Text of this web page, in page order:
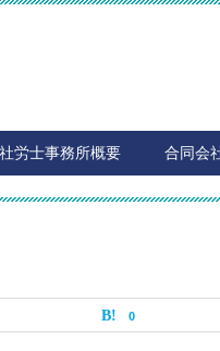
労士事務所概要 合同会
0